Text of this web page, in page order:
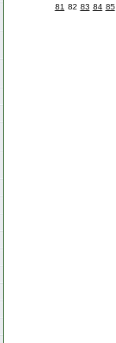
81 82 83 84 85